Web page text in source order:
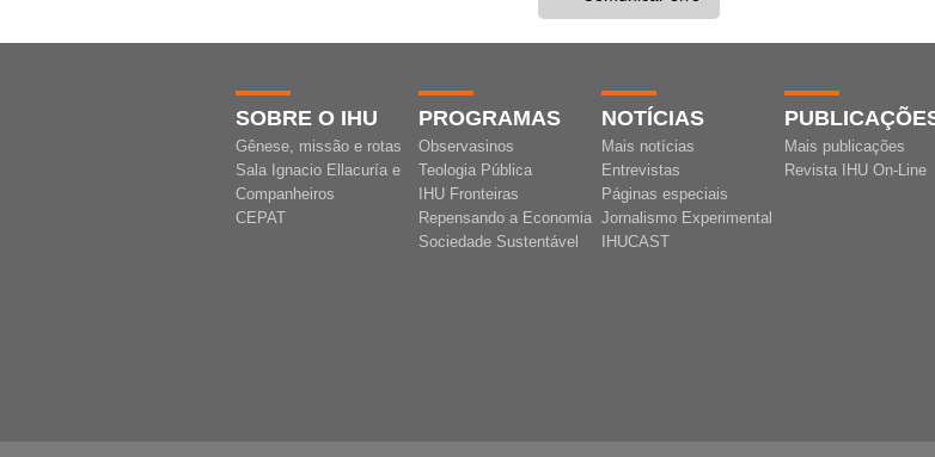
SOBRE O IHU
Gênese, missão e rotas
Sala Ignacio Ellacuría e
Companheiros
CEPAT
PROGRAMAS
Observasinos
Teologia Pública
IHU Fronteiras
Repensando a Economia
Sociedade Sustentável
NOTÍCIAS
Mais notícias
Entrevistas
Páginas especiais
Jornalismo Experimental
IHUCAST
Mais publicações
Revista IHU On-Line